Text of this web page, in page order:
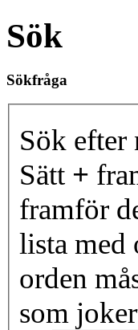
Sök
Sökfråga
Sök efter
Sätt +
framför
lista med
orden
som